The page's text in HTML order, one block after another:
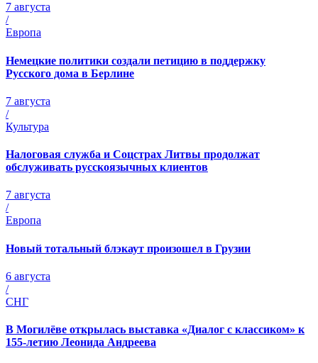
7 августа
/
Европа
Немецкие политики создали петицию в поддержку
Русского дома в Берлине
7 августа
/
Культура
Налоговая служба и Соцстрах Литвы продолжат
обслуживать русскоязычных клиентов
7 августа
/
Европа
Новый тотальный блэкаут произошел в Грузии
6 августа
/
СНГ
В Могилёве открылась выставка «Диалог с классиком» к
155-летию Леонида Андреева